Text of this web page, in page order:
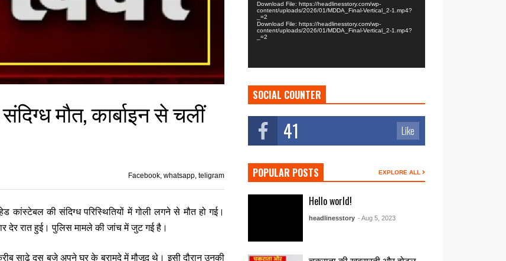
मौत, कार्बाइन से चलीं
Facebook, whatsapp, teligram
कांस्टेबल की संदिग्ध परिस्थितियों में गोली लगने से मौत हो गई।
देर रात हुई। पुलिस मामले की जांच में जुट गई है।
साढ़े दस बजे अपने घर के बरामदे में मौजूद थे। इसी दौरान उनकी
Download File: https://headlinesstory.com/wp-
content/uploads/2026/01/MDDA_Final-Vertical_2-1.mp4?
_=2
Download File: https://headlinesstory.com/wp-
content/uploads/2026/01/MDDA_Final-Vertical_2-1.mp4?
_=2
SOCIAL COUNTER
41 Like
POPULAR POSTS EXPLORE ALL
Hello world!
headlinesstory - Aug 5, 2023